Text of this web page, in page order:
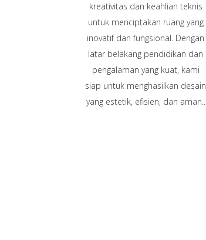
kreativitas dan keahlian teknis
untuk menciptakan ruang yang
inovatif dan fungsional. Dengan
latar belakang pendidikan dan
pengalaman yang kuat, kami
siap untuk menghasilkan desain
yang estetik, efisien, dan aman..